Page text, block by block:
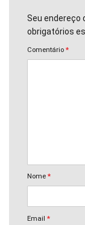
Seu endereço
obrigatórios
Comentário *
Nome *
Email *